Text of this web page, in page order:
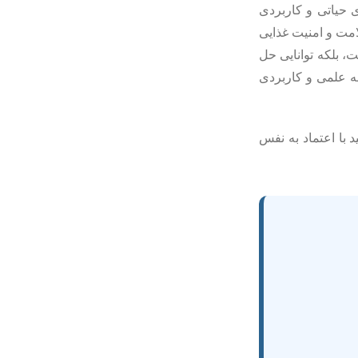
حیاتی و کاربردی
و امنیت غذایی
بلکه توانایی حل
علمی و کاربردی
با اعتماد به نفس